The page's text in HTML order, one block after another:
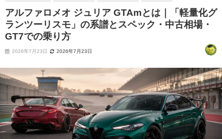
アルファロメオ ジュリア GTAmとは｜「軽量化グ
ランツーリスモ」の系譜とスペック・中古相場・
GT7での乗り方
2026年7月23日 2026年7月23日